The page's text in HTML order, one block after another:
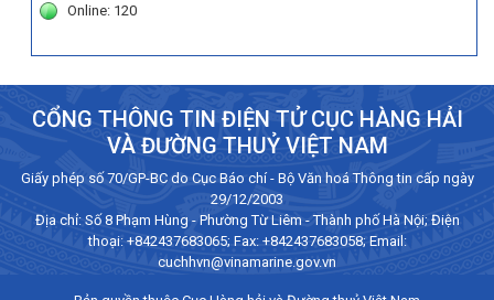
Online: 120
CỔNG THÔNG TIN ĐIỆN TỬ CỤC HÀNG HẢI
VÀ ĐƯỜNG THUỶ VIỆT NAM
Giấy phép số 70/GP-BC do Cục Báo chí - Bộ Văn hoá Thông tin cấp ngày
29/12/2003
Địa chỉ: Số 8 Phạm Hùng - Phường Từ Liêm - Thành phố Hà Nội; Điện
thoại: +842437683065; Fax: +842437683058; Email:
cuchhvn@vinamarine.gov.vn